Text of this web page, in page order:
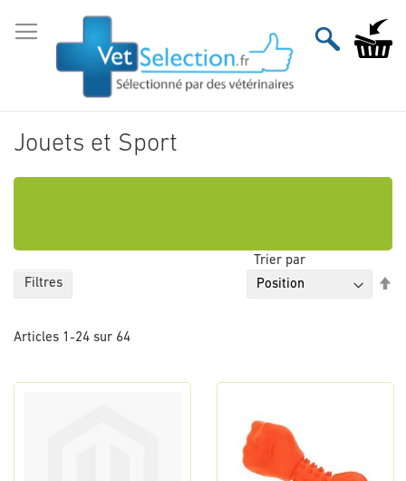
au
contenu
Mon
Jouets et Sport
Articles 1 -24 sur 64
Trier par
Filtres